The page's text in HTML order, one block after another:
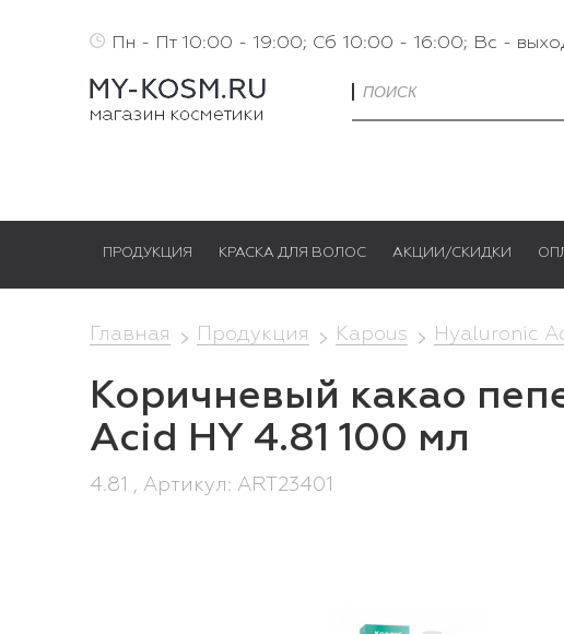
Пн - Пт 10:00 - 19:00; Сб 10:00 - 16:00; Вс -
ПРОДУКЦИЯ КРАСКА ДЛЯ ВОЛОС АКЦИИ/СКИДКИ
Главная Продукция Kapous Hyaluronic
Коричневый какао
Acid HY 4.81 100 мл
4.81 , Артикул: ART23401